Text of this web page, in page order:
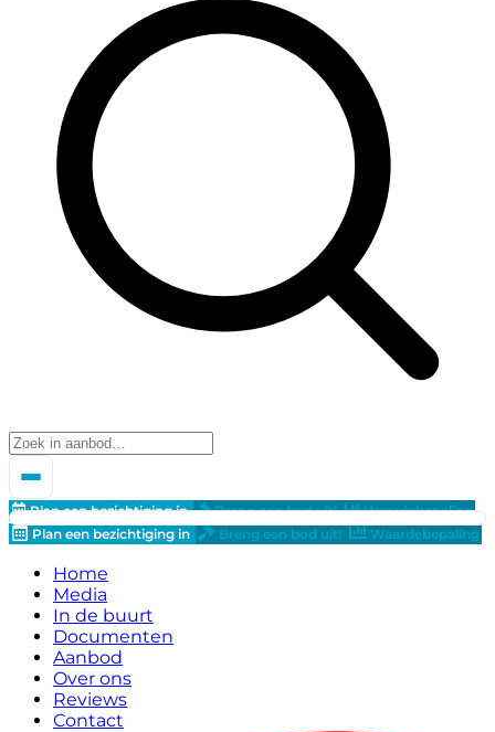
Plan een bezichtiging in Breng een bod uit!
Waardebepaling
Plan een bezichtiging in
Breng een bod uit! Waardebepaling
Home
Media
In de buurt
Documenten
Aanbod
Over ons
Reviews
Contact